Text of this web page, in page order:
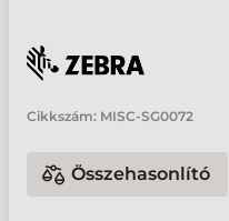
Cikkszám: MISC-SG0072
Összehasonlító